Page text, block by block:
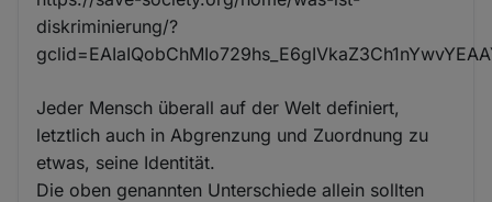
diskriminierung/?
Jeder Mensch überall auf der Welt definiert,
letztlich auch in Abgrenzung und Zuordnung zu
etwas, seine Identität.
Die oben genannten Unterschiede allein sollten